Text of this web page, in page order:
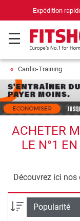
Votre
Cardio-Training
ACHETER
LE N°1
Découvrez ici
Trier par